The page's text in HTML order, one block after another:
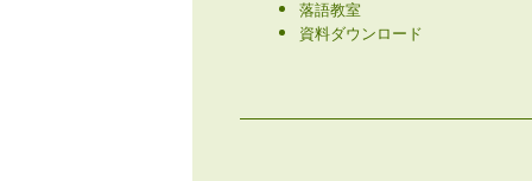
落語教室
資料ダウンロード